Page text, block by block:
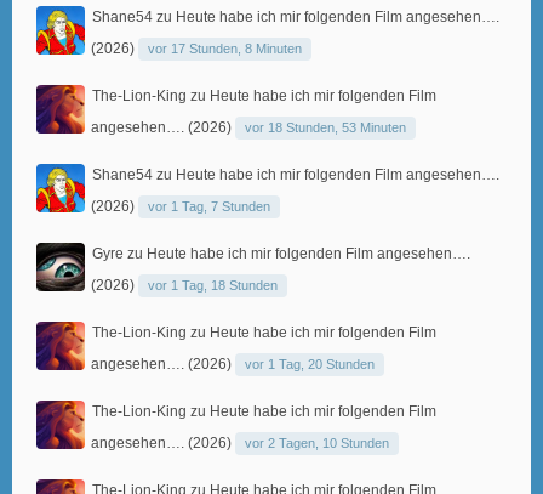
Shane54 zu Heute habe ich mir folgenden Film angesehen….
(2026)
vor 17 Stunden, 8 Minuten
The-Lion-King zu Heute habe ich mir folgenden Film
angesehen…. (2026)
vor 18 Stunden, 53 Minuten
Shane54 zu Heute habe ich mir folgenden Film angesehen….
(2026)
vor 1 Tag, 7 Stunden
Gyre zu Heute habe ich mir folgenden Film angesehen….
(2026)
vor 1 Tag, 18 Stunden
The-Lion-King zu Heute habe ich mir folgenden Film
angesehen…. (2026)
vor 1 Tag, 20 Stunden
The-Lion-King zu Heute habe ich mir folgenden Film
angesehen…. (2026)
vor 2 Tagen, 10 Stunden